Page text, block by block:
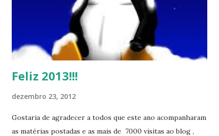
Feliz 2013!!!
dezembro 23, 2012
Gostaria de agradecer a todos que este ano acompanharam
as matérias postadas e as mais de 7000 visitas ao blog ,